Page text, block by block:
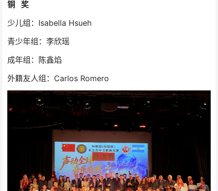
铜 奖
少儿组：Isabella Hsueh
青少年组：李欣瑶
成年组：陈鑫焰
外籍友人组：Carlos Romero